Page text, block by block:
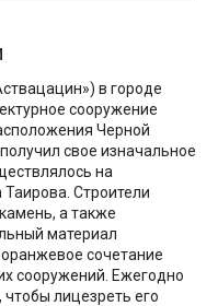
в городе
сооружение
Черной
свое изначальное
на
Строители
а также
материал
сочетание
сооружений. Ежегодно
лицезреть его